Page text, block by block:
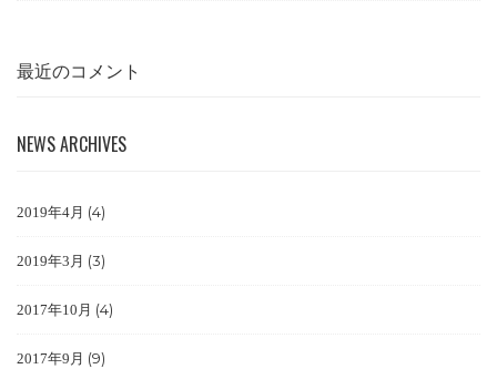
最近のコメント
NEWS ARCHIVES
2019年4月 (4)
2019年3月 (3)
2017年10月 (4)
2017年9月 (9)